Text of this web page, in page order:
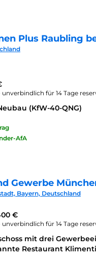
Plus Raubling
für 14 Tage
(KfW-40-QNG)
AfA
Gewerbe
Bayern, Deutschland
€
für 14 Tage
mit drei
Restaurant